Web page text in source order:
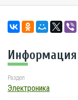
Информация
Раздел
Электроника